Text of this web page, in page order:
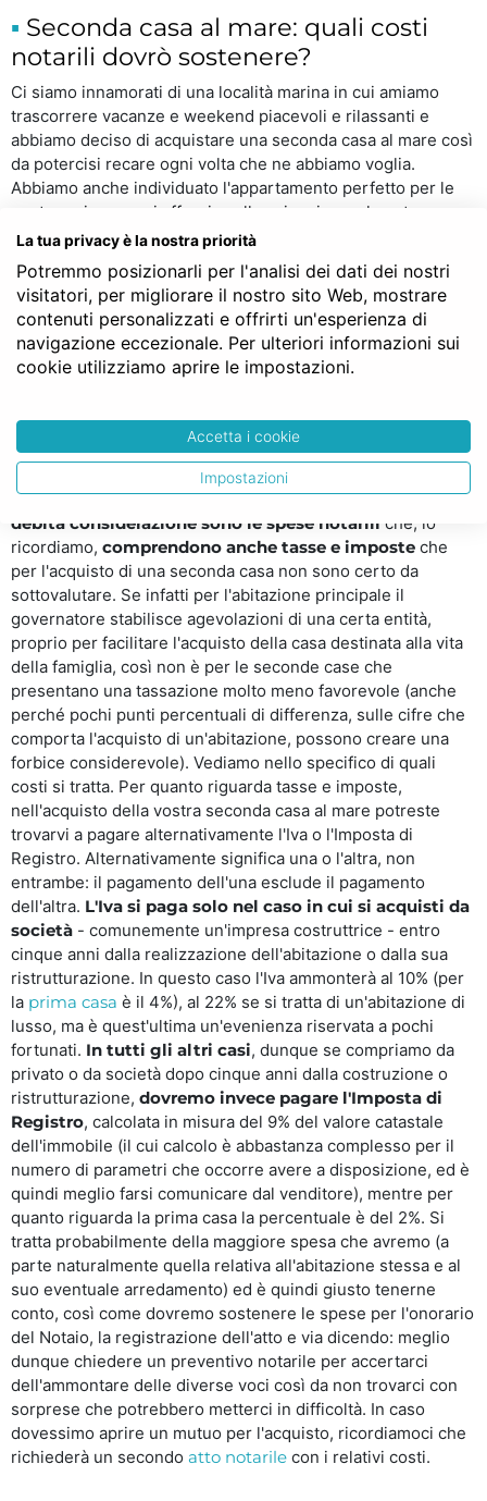
Seconda casa al mare: quali costi
notarili dovrò sostenere?
Ci siamo innamorati di una località marina in cui amiamo
trascorrere vacanze e weekend piacevoli e rilassanti e
abbiamo deciso di acquistare una seconda casa al mare così
da potercisi recare ogni volta che ne abbiamo voglia.
Abbiamo anche individuato l'appartamento perfetto per le
nostre esigenze: si affaccia sulla spiaggia o sul centro
storico vicino, ha stanze e posti letto a sufficienza per tutti,
romantico tramonto, l'ascensore così che anche l'anziana zia
possa andare e venire dalla spiaggia in autonomia...
insomma, ha tutto quello che ci serve e anche il prezzo
potrebbe essere affrontabile. Se siamo previdenti, avremo
forse anche sondato il terreno con le banche per ottenere
tempi brevi. Insomma, sembra che i giochi siano ormai fatti,
ma c'è altro che dovremmo ricordarci prima di
procedere con l'acquisto della seconda casa al mare
tanto desiderata? Sicuramente un aspetto da tenere in
debita considerazione sono le spese notarili che, lo
ricordiamo, comprendono anche tasse e imposte che
per l'acquisto di una seconda casa non sono certo da
sottovalutare. Se infatti per l'abitazione principale il
governatore stabilisce agevolazioni di una certa entità,
proprio per facilitare l'acquisto della casa destinata alla vita
della famiglia, così non è per le seconde case che
presentano una tassazione molto meno favorevole (anche
perché pochi punti percentuali di differenza, sulle cifre che
comporta l'acquisto di un'abitazione, possono creare una
forbice considerevole). Vediamo nello specifico di quali
costi si tratta. Per quanto riguarda tasse e imposte,
nell'acquisto della vostra seconda casa al mare potreste
trovarvi a pagare alternativamente l'Iva o l'Imposta di
Registro. Alternativamente significa una o l'altra, non
entrambe: il pagamento dell'una esclude il pagamento
dell'altra. L'Iva si paga solo nel caso in cui si acquisti da
società - comunemente un'impresa costruttrice - entro
cinque anni dalla realizzazione dell'abitazione o dalla sua
ristrutturazione. In questo caso l'Iva ammonterà al 10% (per
la prima casa è il 4%), al 22% se si tratta di un'abitazione di
lusso, ma è quest'ultima un'evenienza riservata a pochi
fortunati. In tutti gli altri casi, dunque se compriamo da
privato o da società dopo cinque anni dalla costruzione o
ristrutturazione, dovremo invece pagare l'Imposta di
Registro, calcolata in misura del 9% del valore catastale
dell'immobile (il cui calcolo è abbastanza complesso per il
numero di parametri che occorre avere a disposizione, ed è
quindi meglio farsi comunicare dal venditore), mentre per
quanto riguarda la prima casa la percentuale è del 2%. Si
tratta probabilmente della maggiore spesa che avremo (a
parte naturalmente quella relativa all'abitazione stessa e al
suo eventuale arredamento) ed è quindi giusto tenerne
conto, così come dovremo sostenere le spese per l'onorario
del Notaio, la registrazione dell'atto e via dicendo: meglio
dunque chiedere un preventivo notarile per accertarci
dell'ammontare delle diverse voci così da non trovarci con
sorprese che potrebbero metterci in difficoltà. In caso
dovessimo aprire un mutuo per l'acquisto, ricordiamoci che
richiederà un secondo atto notarile con i relativi costi.
La tua privacy è la nostra priorità
Potremmo posizionarli per l'analisi dei dati dei nostri
visitatori, per migliorare il nostro sito Web, mostrare
contenuti personalizzati e offrirti un'esperienza di
navigazione eccezionale. Per ulteriori informazioni sui
cookie utilizziamo aprire le impostazioni.
Accetta i cookie
Impostazioni